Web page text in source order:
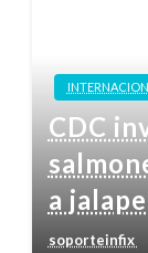
CDC
a
soporteinfix